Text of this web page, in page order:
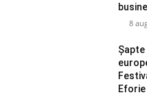
8
Eforie